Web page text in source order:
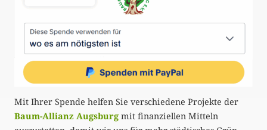
Mit Ihrer Spende helfen Sie verschiedene Projekte der
Baum-Allianz Augsburg mit finanziellen Mitteln